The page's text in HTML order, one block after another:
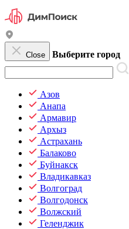
Close Выберите город
Азов
Анапа
Армавир
Архыз
Астрахань
Балаково
Буйнакск
Владикавказ
Волгоград
Волгодонск
Волжский
Геленджик